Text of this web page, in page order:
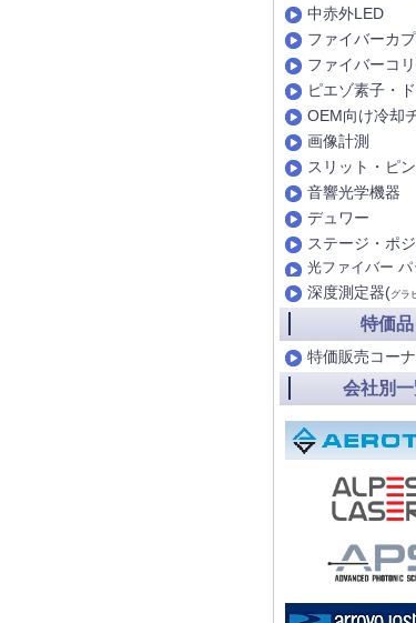
中赤外LED
ファイバーカ
ファイバーコ
ピエゾ素子・
OEM向け冷却
画像計測
スリット・ピ
音響光学機器
デュワー
ステージ・ポ
光ファイバー パ
深度測定器(グラ
特価品
特価販売コー
会社別